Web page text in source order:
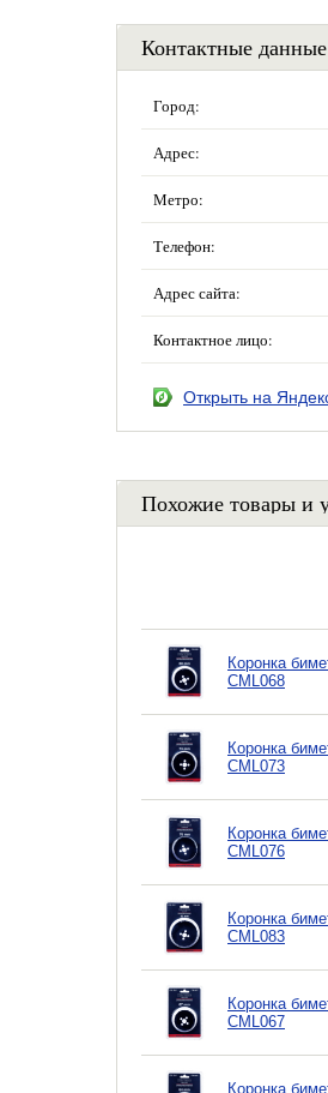
Контактные данные
Город:
Адрес:
Метро:
Телефон:
Адрес сайта:
Контактное лицо:
Открыть на
Похожие товары и
Коронка
CML068
Коронка
CML073
Коронка
CML076
Коронка
CML083
Коронка
CML067
Коронка